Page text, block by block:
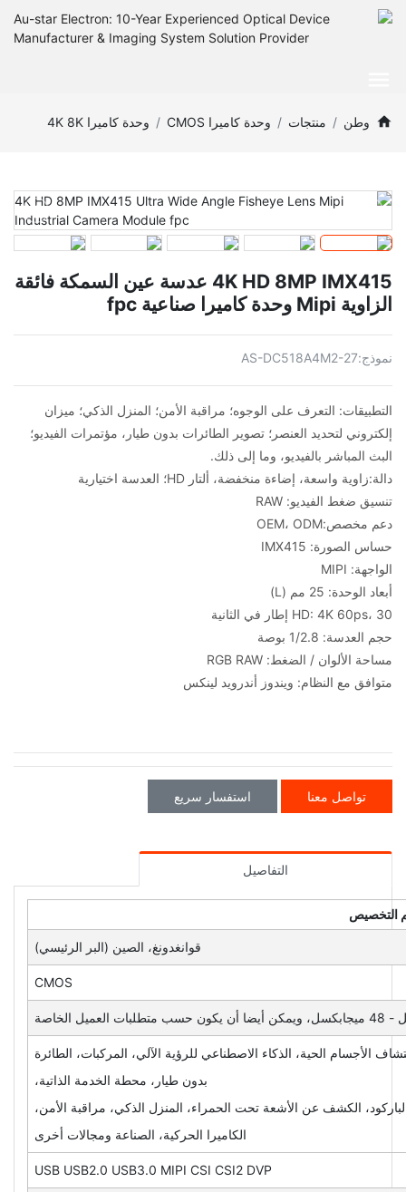
وطن منتجات وحدة كاميرا CMOS وحدة كاميرا 4K 8K
4K HD 8MP IMX415 عدسة عين السمكة فائقة
الزاوية Mipi وحدة كاميرا صناعية fpc
نموذج:AS-DC518A4M2-27
التطبيقات: التعرف على الوجوه؛ مراقبة الأمن؛ المنزل الذكي؛ ميزان
إلكتروني لتحديد العنصر؛ تصوير الطائرات بدون طيار، مؤتمرات الفيديو؛
البث المباشر بالفيديو، وما إلى ذلك.
دالة:زاوية واسعة، إضاءة منخفضة، ألتار HD؛ العدسة اختيارية
تنسيق ضغط الفيديو: RAW
دعم مخصص:OEM، ODM
حساس الصورة: IMX415
الواجهة: MIPI
أبعاد الوحدة: 25 مم (L)
HD: 4K 60ps، 30 إطار في الثانية
حجم العدسة: 1/2.8 بوصة
مساحة الألوان / الضغط: RGB RAW
متوافق مع النظام: ويندوز أندرويد لينكس
تواصل معنا استفسار سريع
التفاصيل
التخصيص
قوانغدونغ، الصين (البر الرئيسي)
CMOS
الأجسام الحية، الذكاء الاصطناعي للرؤية الآلي، المركبات، الطائرة
بدون طيار، محطة الخدمة الذاتية،
الكشف عن الأشعة تحت الحمراء، المنزل الذكي، مراقبة الأمن،
الكاميرا الحركية، الصناعة ومجالات أخرى
USB USB2.0 USB3.0 MIPI CSI CSI2 DVP